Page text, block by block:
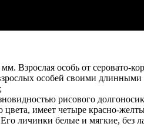
Взрослая особь от серовато-
особей своими
рисового
имеет четыре красно-
личинки белые и мягкие,